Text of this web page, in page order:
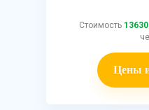
Стоимость
Цены